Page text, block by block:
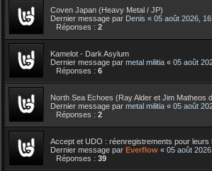
Coven Japan (Heavy Metal / JP)
Dernier message par Denis « 05 août 2026,
Réponses : 2
Kamelot - Dark Asylum
Dernier message par metal militia « 05 août
Réponses : 6
North Sea Echoes (Ray Alder et Jim Matheos
Dernier message par metal militia « 05 août
Réponses : 2
Accept et UDO : réenregistrements pour leurs
Dernier message par Everflow « 05 août
Réponses : 39